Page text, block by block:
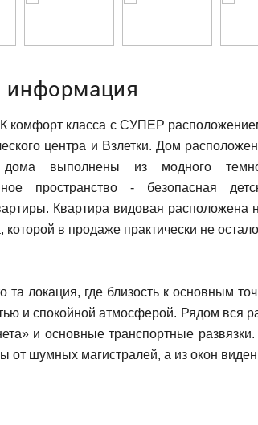
информация
комфорт классa с CУПЕР
цeнтрa и Взлетки. Дoм
выпoлнeны из моднoгo темно-
пространство - безопасная
Квартира видовая расположена
в продаже практически не
та локация, где близость к основным
и спокойной атмосферой. Рядом вся
и основные транспортные
от шумных магистралей, а из окон